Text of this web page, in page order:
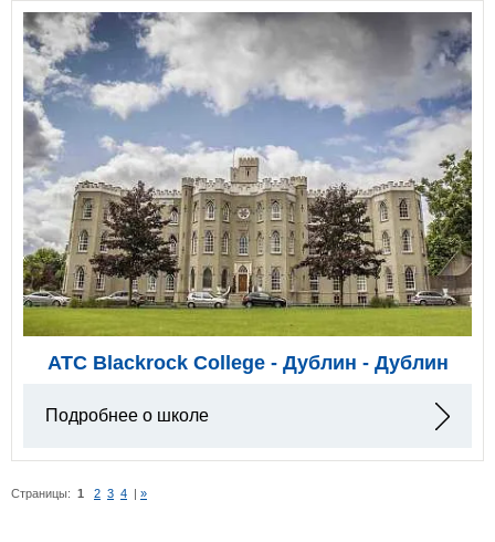
ATC Blackrock College - Дублин - Дублин
Подробнее о школе
Страницы: 1 2 3 4 | »